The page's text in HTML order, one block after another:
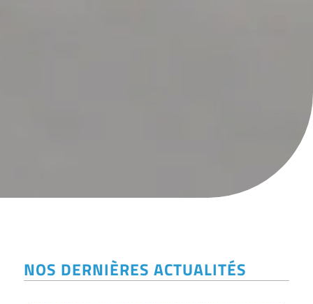
NOS DERNIÈRES ACTUALITÉS